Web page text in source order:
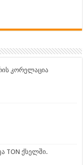
კორელაცია
TON ქსელში.